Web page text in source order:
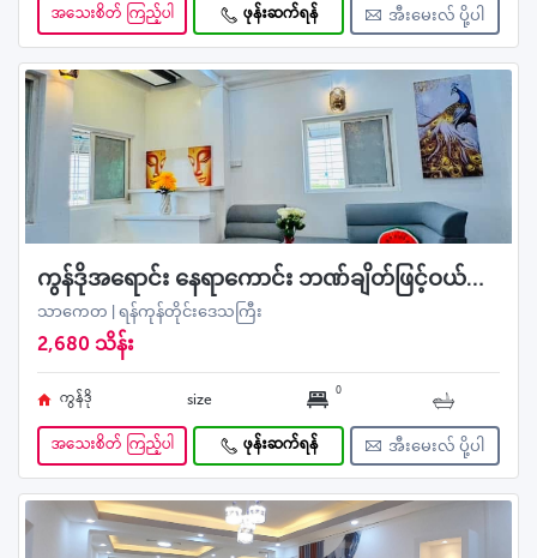
အသေးစိတ် ကြည့်ပါ ဖုန်းဆက်ရန် အီးမေးလ် ပို့ပါ
ကွန်ဒိုအရောင်း နေရာကောင်း ဘဏ်ချိတ်ဖြင့်ဝယ်ယူနိုင်သည်။
သာကေတ | ရန်ကုန်တိုင်းဒေသကြီး
2,680 သိန်း
ကွန်ဒို size 0
အသေးစိတ် ကြည့်ပါ ဖုန်းဆက်ရန် အီးမေးလ် ပို့ပါ